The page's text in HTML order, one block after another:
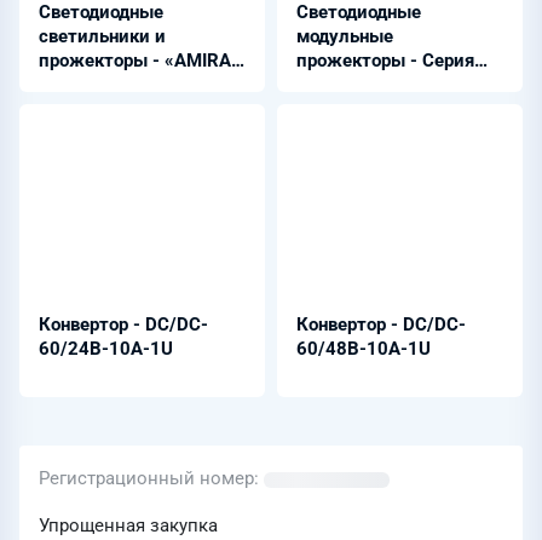
Светодиодные
светильники и
прожекторы - «AMIRA
Светодиодные
модульные
прожекторы - Серия
Конвертор - DC/DC-
60/24B-10A-1U
Конвертор - DC/DC-
60/48B-10A-1U
Регистрационный номер
Упрощенная закупка